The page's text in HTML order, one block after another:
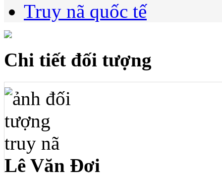
Truy nã quốc tế
Chi tiết đối tượng
Lê Văn Đợi